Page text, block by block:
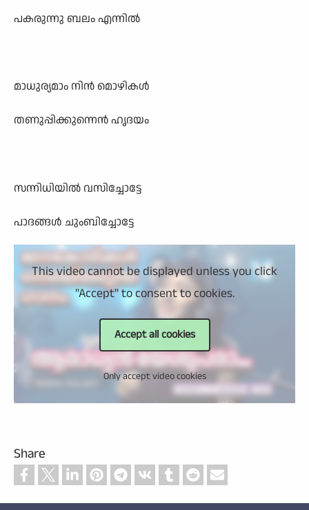
പകരുന്നു ബലം എന്നില്‍
മാധുര‍്യമാം നിന്‍ മൊഴികള്‍
തണുപ്പിക്കുന്നെന്‍ ഹൃദയം
സന്നിധിയില്‍ വസിച്ചോട്ടേ
പാദങ്ങള്‍ ചുംബിച്ചോട്ടേ
This video cannot be displayed unless you click
"Accept" to consent to cookies.
Accept all cookies
Only accept video cookies
Share